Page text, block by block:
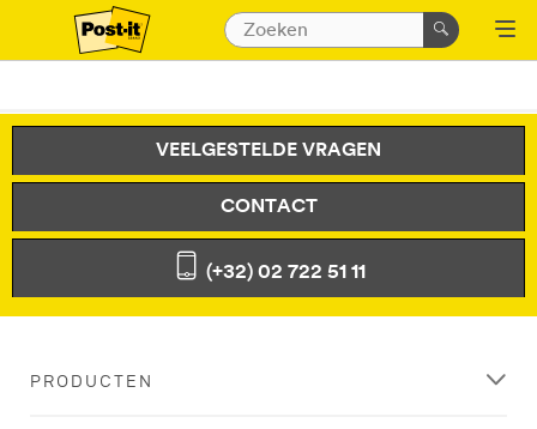
VEELGESTELDE VRAGEN
CONTACT
(+32) 02 722 51 11
PRODUCTEN